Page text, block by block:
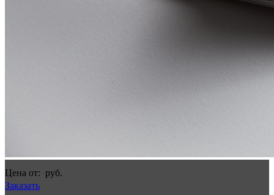
Цена от: руб.
Заказать